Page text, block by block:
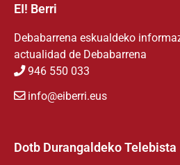
EI! Berri
Debabarrena eskualdeko
actualidad de Debabarrena
946 550 033
info@eiberri.eus
Dotb Durangaldeko Telebista